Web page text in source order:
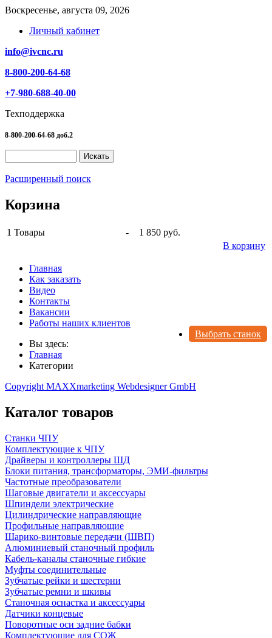
Воскресенье, августа 09, 2026
Личный кабинет
info@ivcnc.ru
8-800-200-64-68
+7-980-688-40-00
Техподдержка
8-800-200-64-68 доб.2
Расширенный поиск
Корзина
1 Товары -
1 850 руб.
В корзину
Главная
Как заказать
Видео
Контакты
Вакансии
Работы наших клиентов
Выбрать станок
Вы здесь:
Главная
Категории
Copyright MAXXmarketing Webdesigner GmbH
Каталог товаров
Станки ЧПУ
Комплектующие к ЧПУ
Драйверы и контроллеры ШД
Блоки питания, трансформаторы, ЭМИ-фильтры
Частотные преобразователи
Шаговые двигатели и аксессуары
Шпиндели электрические
Цилиндрические направляющие
Профильные направляющие
Шарико-винтовые передачи (ШВП)
Алюминиевый станочный профиль
Кабель-каналы станочные гибкие
Муфты соединительные
Зубчатые рейки и шестерни
Зубчатые ремни и шкивы
Станочная оснастка и аксессуары
Датчики концевые
Поворотные оси задние бабки
Комплектующие для СОЖ